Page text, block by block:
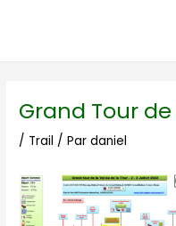
Grand Tour
/ Trail / Pardaniel